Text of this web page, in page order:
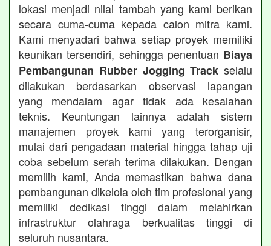
lokasi menjadi nilai tambah yang kami berikan
secara cuma-cuma kepada calon mitra kami.
Kami menyadari bahwa setiap proyek memiliki
keunikan tersendiri, sehingga penentuan Biaya
Pembangunan Rubber Jogging Track selalu
dilakukan berdasarkan observasi lapangan
yang mendalam agar tidak ada kesalahan
teknis. Keuntungan lainnya adalah sistem
manajemen proyek kami yang terorganisir,
mulai dari pengadaan material hingga tahap uji
coba sebelum serah terima dilakukan. Dengan
memilih kami, Anda memastikan bahwa dana
pembangunan dikelola oleh tim profesional yang
memiliki dedikasi tinggi dalam melahirkan
infrastruktur olahraga berkualitas tinggi di
seluruh nusantara.